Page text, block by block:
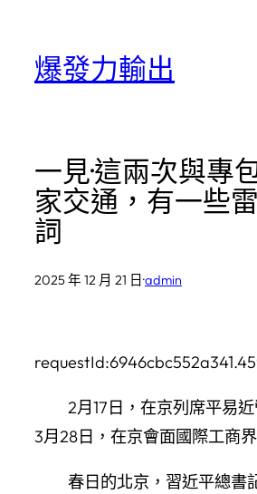
爆發力輸出
一見·這兩次與專
家交通，有一些
詞
2025 年 12 月 21 日·admin
2月17日，在京列席平易
3月28日，在京會面國際工商
春日的北京，習近平總書